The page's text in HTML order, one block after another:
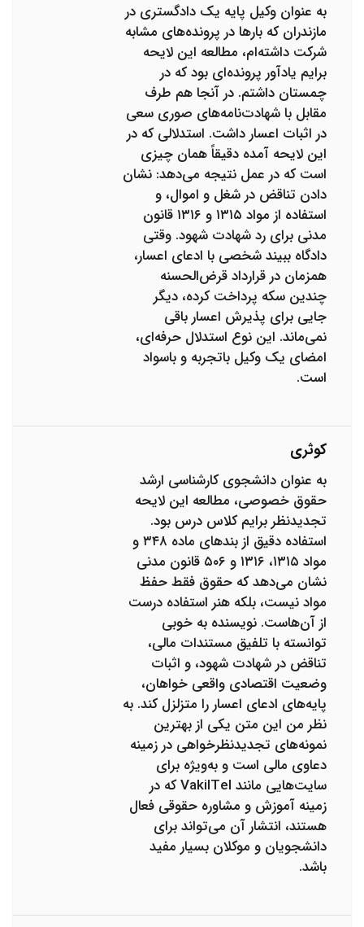
به عنوان وکیل پایه یک دادگستری در
مازندران که بارها در پرونده‌های مشابه
شرکت داشته‌ام، مطالعه این لایحه
برایم یادآور پرونده‌ای بود که در
چمستان داشتم. در آنجا هم طرف
مقابل با شهادت‌نامه‌های صوری سعی
در اثبات اعسار داشت. استدلالی که در
این لایحه آمده دقیقاً همان چیزی
است که در عمل نتیجه می‌دهد: نشان
دادن تناقض در شغل و اموال، و
استفاده از مواد ۱۳۱۵ و ۱۳۱۶ قانون
مدنی برای رد شهادت شهود. وقتی
دادگاه ببیند شخصی با ادعای اعسار،
همزمان در قرارداد قرض‌الحسنه
چندین سکه پرداخت کرده، دیگر
جایی برای پذیرش اعسار باقی
نمی‌ماند. این نوع استدلال حرفه‌ای،
امضای یک وکیل باتجربه و باسواد
است.
کوثری
به عنوان دانشجوی کارشناسی ارشد
حقوق خصوصی، مطالعه این لایحه
تجدیدنظر برایم کلاس درس بود.
استفاده دقیق از بندهای ماده ۳۴۸ و
مواد ۱۳۱۵، ۱۳۱۶ و ۵۰۶ قانون مدنی
نشان می‌دهد که حقوق فقط حفظ
مواد نیست، بلکه هنر استفاده درست
از آن‌هاست. نویسنده به خوبی
توانسته با تلفیق مستندات مالی،
تناقض در شهادت شهود، و اثبات
وضعیت اقتصادی واقعی خواهان،
پایه‌های ادعای اعسار را متزلزل کند. به
نظر من این متن یکی از بهترین
نمونه‌های تجدیدنظرخواهی در زمینه
دعاوی مالی است و به‌ویژه برای
سایت‌هایی مانند VakilTel که در
زمینه آموزش و مشاوره حقوقی فعال
هستند، انتشار آن می‌تواند برای
دانشجویان و موکلان بسیار مفید
باشد.